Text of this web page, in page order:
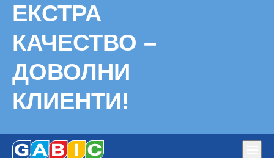
ЕКСТРА
КАЧЕСТВО –
ДОВОЛНИ
КЛИЕНТИ!